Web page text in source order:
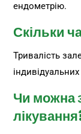
ендометрію.
Скільки
Тривалість
Чи можна